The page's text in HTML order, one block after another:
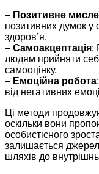
– Позитивне
позитивних думок
здоров’я.
– Самоакцептація:
людям прийняти
самооцінку.
– Емоційна робота
від негативних
Ці методи
оскільки вони
особистісного
залишається
шляхів до